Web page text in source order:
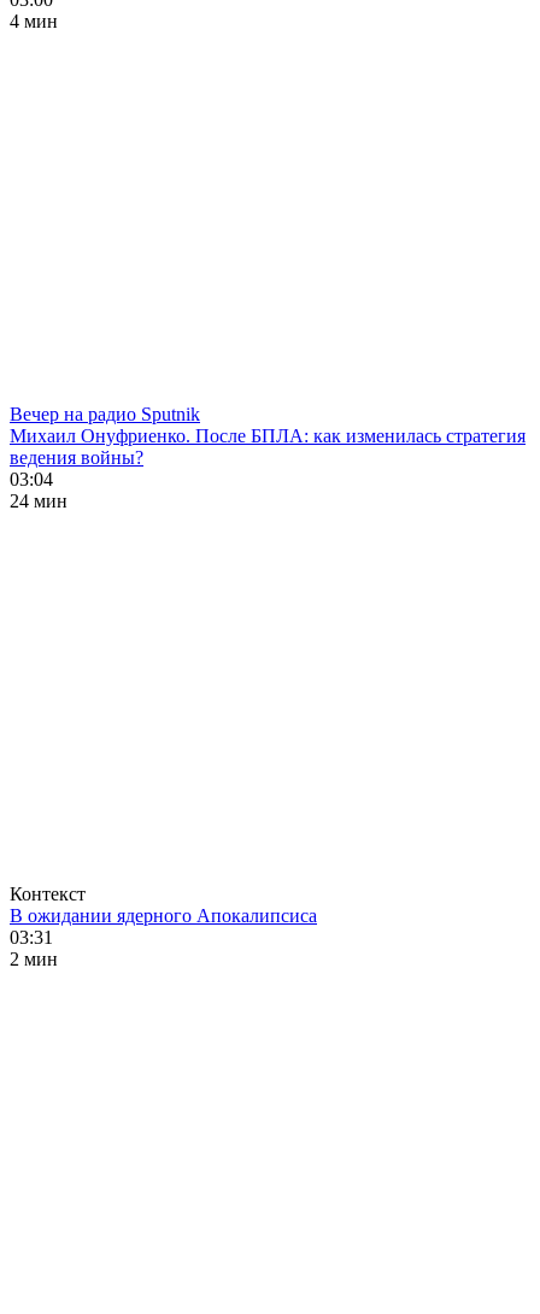
4 мин
Вечер на радио Sputnik
Михаил Онуфриенко. После БПЛА: как изменилась стратегия
ведения войны?
03:04
24 мин
Контекст
В ожидании ядерного Апокалипсиса
03:31
2 мин